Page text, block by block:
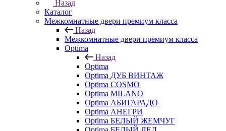
Назад
Каталог
Межкомнатные двери премиум класса
Назад
Межкомнатные двери премиум класса
Optima
Назад
Optima
Optima ДУБ ВИНТАЖ
Optima COSMO
Optima MILANO
Optima АБИГАРАДО
Optima АНЕГРИ
Optima БЕЛЫЙ ЖЕМЧУГ